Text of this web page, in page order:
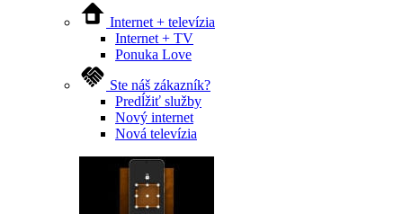
Internet + televízia
Internet + TV
Ponuka Love
Ste náš zákazník?
Predĺžiť služby
Nový internet
Nová televízia